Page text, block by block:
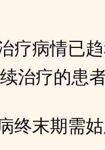
疗病情已
治疗的患者
终末期需